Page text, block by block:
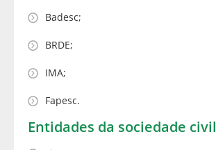
Badesc;
BRDE;
IMA;
Fapesc.
Entidades da sociedade civil